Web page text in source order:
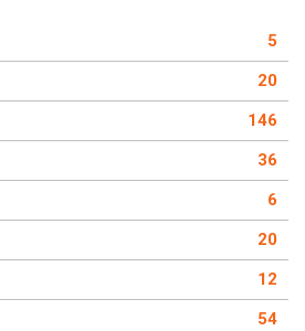
5
20
146
36
6
20
12
54